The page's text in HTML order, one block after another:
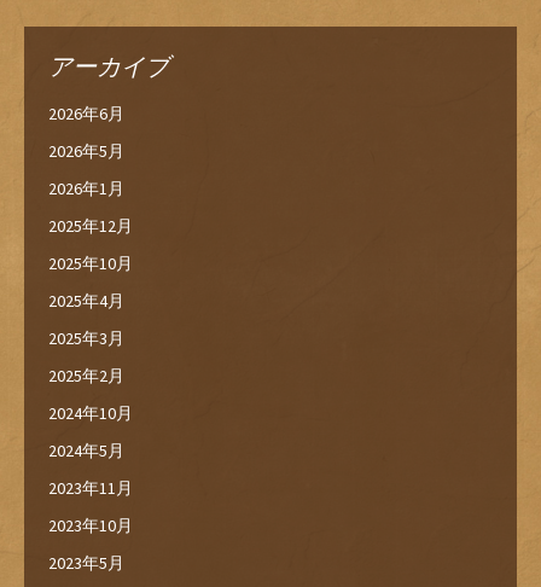
アーカイブ
2026年6月
2026年5月
2026年1月
2025年12月
2025年10月
2025年4月
2025年3月
2025年2月
2024年10月
2024年5月
2023年11月
2023年10月
2023年5月